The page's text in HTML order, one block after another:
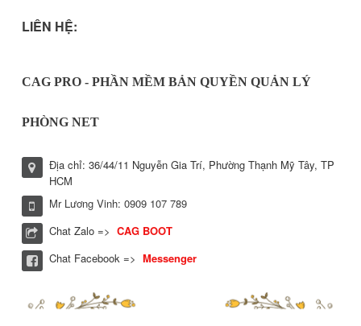
LIÊN HỆ:
CAG PRO - PHẦN MỀM BẢN QUYỀN QUẢN LÝ
PHÒNG NET
Địa chỉ: 36/44/11 Nguyễn Gia Trí, Phường Thạnh Mỹ Tây, TP
HCM
Mr Lương Vinh: 0909 107 789
Chat Zalo => CAG BOOT
Chat Facebook => Messenger